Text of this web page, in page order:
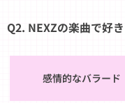
Q2. NEXZの楽曲で好
感情的なバラード